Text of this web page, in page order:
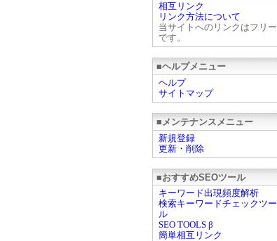
相互リンク
リンク方法について
当サイトへのリンクはフリー
です。
■ヘルプメニュー
ヘルプ
サイトマップ
■メンテナンスメニュー
新規登録
更新・削除
■おすすめSEOツール
キーワード出現頻度解析
検索キーワードチェックツー
ル
SEO TOOLS β
簡単相互リンク